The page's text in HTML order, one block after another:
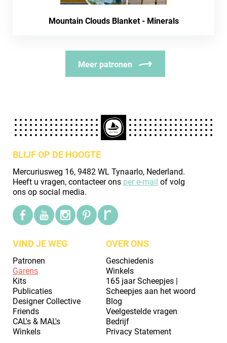
Mountain Clouds Blanket - Minerals
Meer patronen
BLIJF OP DE HOOGTE
Mercuriusweg 16, 9482 WL Tynaarlo, Nederland.
Heeft u vragen, contacteer ons per e-mail of volg
ons op social media.
VIND JE WEG
Patronen
Garens
Kits
Publicaties
Designer Collective
Friends
CAL's & MAL's
Winkels
OVER ONS
Geschiedenis
Winkels
165 jaar Scheepjes |
Scheepjes aan het woord
Blog
Veelgestelde vragen
Bedrijf
Privacy Statement